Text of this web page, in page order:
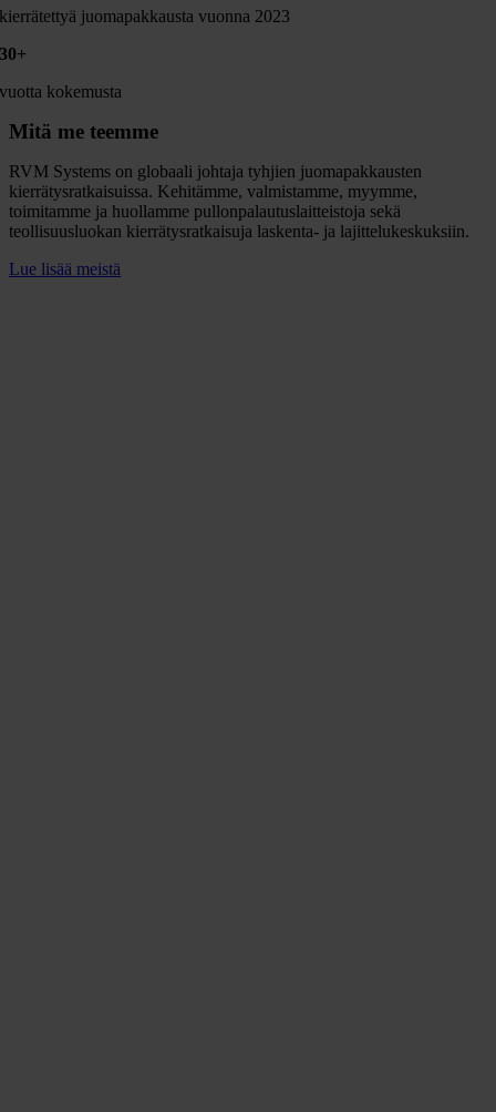
kierrätettyä juomapakkausta vuonna 2023
30+
vuotta kokemusta
Mitä me teemme
RVM Systems on globaali johtaja tyhjien juomapakkausten
kierrätysratkaisuissa. Kehitämme, valmistamme, myymme,
toimitamme ja huollamme pullonpalautuslaitteistoja sekä
teollisuusluokan kierrätysratkaisuja laskenta- ja lajittelukeskuksiin.
Lue lisää meistä